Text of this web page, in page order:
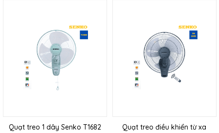
Quạt treo 1 dây Senko T1682
Quạt treo điều khiển từ xa